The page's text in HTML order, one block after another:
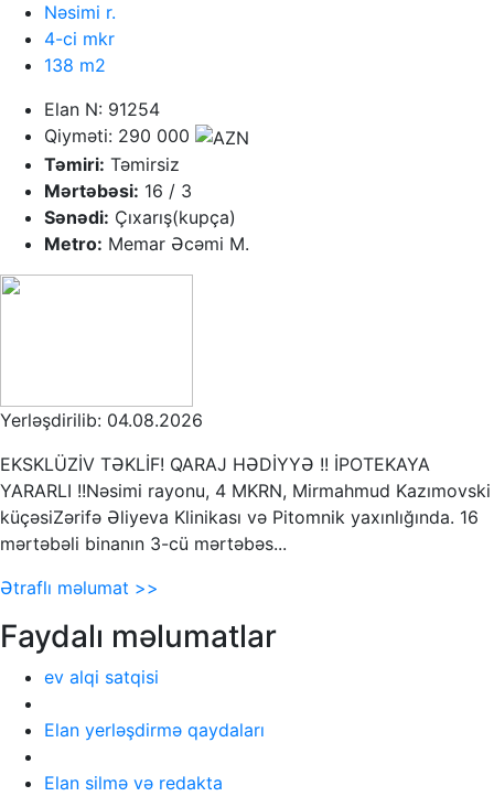
Nəsimi r.
4-ci mkr
138 m2
Elan N: 91254
Qiyməti: 290 000
Təmiri: Təmirsiz
Mərtəbəsi: 16 / 3
Sənədi: Çıxarış(kupça)
Metro: Memar Əcəmi M.
Yerləşdirilib: 04.08.2026
EKSKLÜZİV TƏKLİF! QARAJ HƏDİYYƏ !! İPOTEKAYA
YARARLI !!Nəsimi rayonu, 4 MKRN, Mirmahmud Kazımovski
küçəsiZərifə Əliyeva Klinikası və Pitomnik yaxınlığında. 16
mərtəbəli binanın 3-cü mərtəbəs...
Ətraflı məlumat >>
Faydalı məlumatlar
ev alqi satqisi
Elan yerləşdirmə qaydaları
Elan silmə və redakta